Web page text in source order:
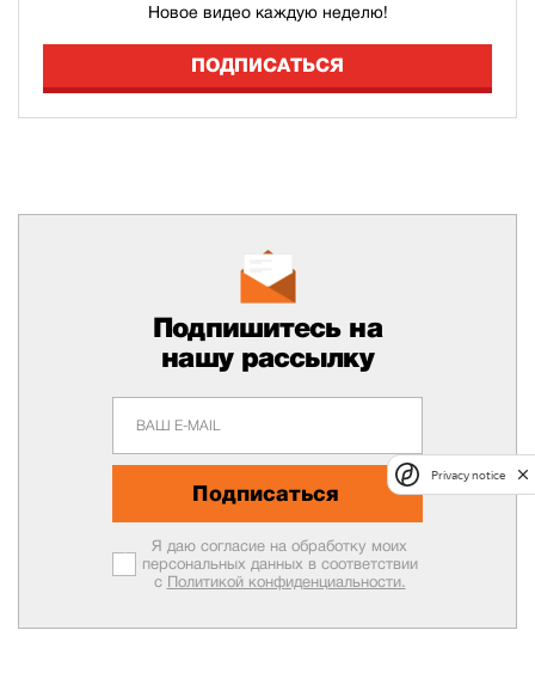
Новое видео каждую неделю!
ПОДПИСАТЬСЯ
Подпишитесь на
нашу рассылку
Подписаться
Я даю согласие на обработку моих
персональных данных в соответствии
с Политикой конфиденциальности.
Privacy notice